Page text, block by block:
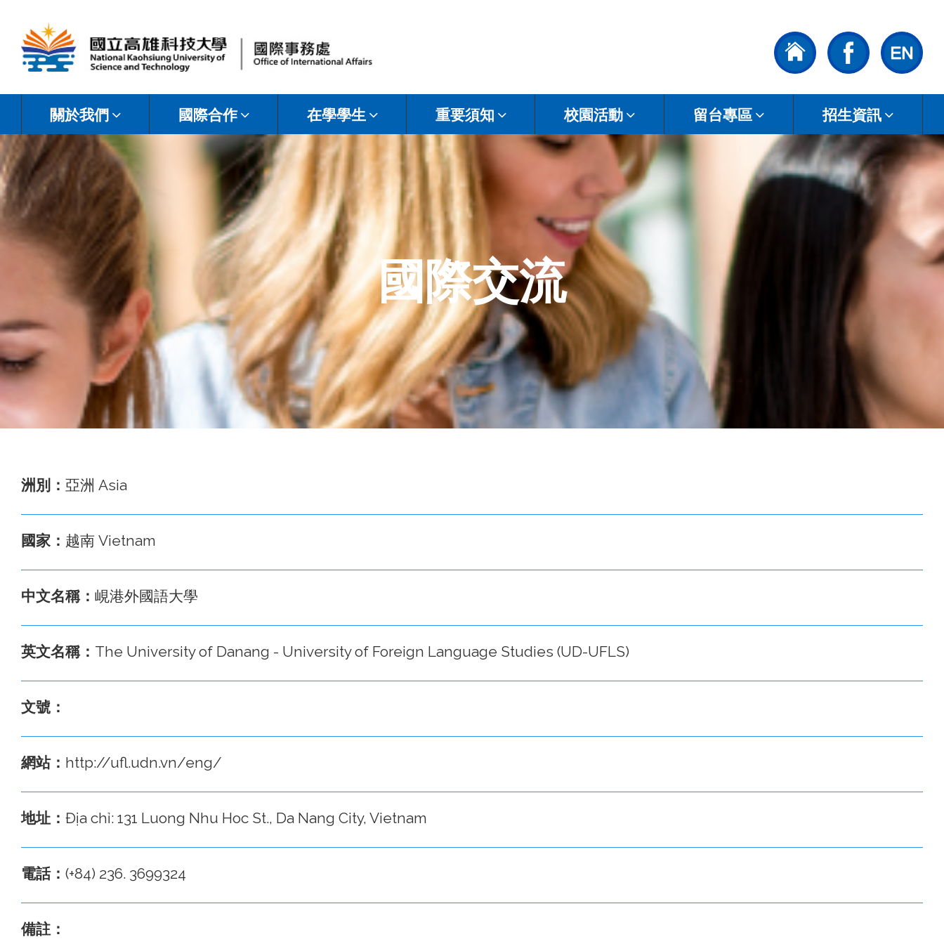
高
雄
科
技
學
事
務
處
關於我們 國際合作 在學學生 重要須知 校園活動 留台專區 招生資訊
國際交流
洲別： 亞洲 Asia
國家： 越南 Vietnam
中文名稱： 峴港外國語大學
英文名稱： The University of Danang - University of Foreign Language Studies (UD-UFLS)
文號：
網站： http://ufl.udn.vn/eng/
地址： Địa chỉ: 131 Luong Nhu Hoc St., Da Nang City, Vietnam
電話： (+84) 236. 3699324
備註：